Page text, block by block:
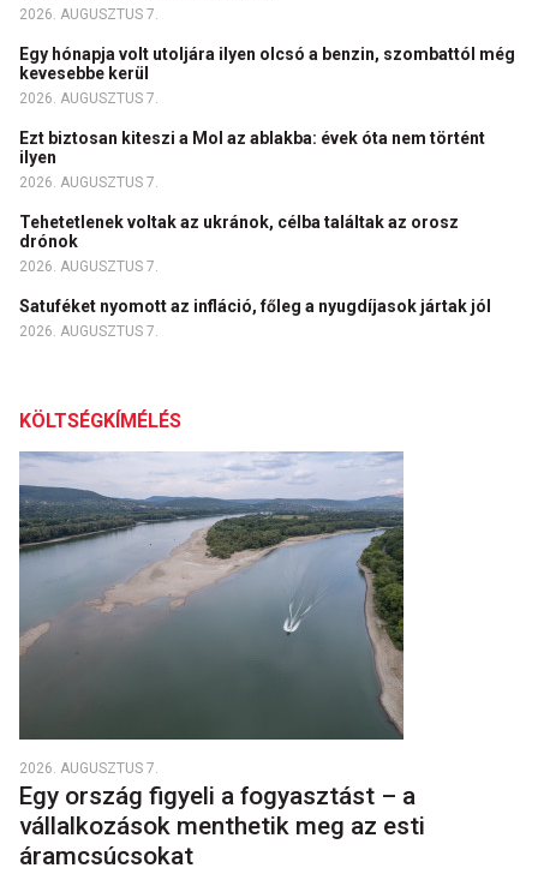
2026. AUGUSZTUS 7.
Egy hónapja volt utoljára ilyen olcsó a benzin, szombattól még
kevesebbe kerül
2026. AUGUSZTUS 7.
Ezt biztosan kiteszi a Mol az ablakba: évek óta nem történt
ilyen
2026. AUGUSZTUS 7.
Tehetetlenek voltak az ukránok, célba találtak az orosz
drónok
2026. AUGUSZTUS 7.
Satuféket nyomott az infláció, főleg a nyugdíjasok jártak jól
2026. AUGUSZTUS 7.
KÖLTSÉGKÍMÉLÉS
2026. AUGUSZTUS 7.
Egy ország figyeli a fogyasztást – a
vállalkozások menthetik meg az esti
áramcsúcsokat